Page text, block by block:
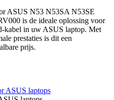
ASUS N53 N53SA N53SE
is de ideale oplossing voor
kabel in uw ASUS laptop. Met
prestaties is dit een
prijs.